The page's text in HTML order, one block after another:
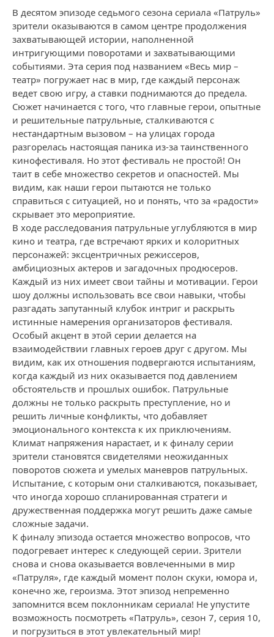
В десятом эпизоде седьмого сезона сериала «Патруль»
зрители оказываются в самом центре продолжения
захватывающей истории, наполненной
интригующими поворотами и захватывающими
событиями. Эта серия под названием «Весь мир –
театр» погружает нас в мир, где каждый персонаж
ведет свою игру, а ставки поднимаются до предела.
Сюжет начинается с того, что главные герои, опытные
и решительные патрульные, сталкиваются с
нестандартным вызовом – на улицах города
разгорелась настоящая паника из-за таинственного
кинофестиваля. Но этот фестиваль не простой! Он
таит в себе множество секретов и опасностей. Мы
видим, как наши герои пытаются не только
справиться с ситуацией, но и понять, что за «радости»
скрывает это мероприятие.
В ходе расследования патрульные углубляются в мир
кино и театра, где встречают ярких и колоритных
персонажей: эксцентричных режиссеров,
амбициозных актеров и загадочных продюсеров.
Каждый из них имеет свои тайны и мотивации. Герои
шоу должны использовать все свои навыки, чтобы
разгадать запутанный клубок интриг и раскрыть
истинные намерения организаторов фестиваля.
Особый акцент в этой серии делается на
взаимодействии главных героев друг с другом. Мы
видим, как их отношения подвергаются испытаниям,
когда каждый из них оказывается под давлением
обстоятельств и прошлых ошибок. Патрульные
должны не только раскрыть преступление, но и
решить личные конфликты, что добавляет
эмоционального контекста к их приключениям.
Климат напряжения нарастает, и к финалу серии
зрители становятся свидетелями неожиданных
поворотов сюжета и умелых маневров патрульных.
Испытание, с которым они сталкиваются, показывает,
что иногда хорошо спланированная стратеги и
дружественная поддержка могут решить даже самые
сложные задачи.
К финалу эпизода остается множество вопросов, что
подогревает интерес к следующей серии. Зрители
снова и снова оказывается вовлеченными в мир
«Патруля», где каждый момент полон скуки, юмора и,
конечно же, героизма. Этот эпизод непременно
запомнится всем поклонникам сериала! Не упустите
возможность посмотреть «Патруль», сезон 7, серия 10,
и погрузиться в этот увлекательный мир!